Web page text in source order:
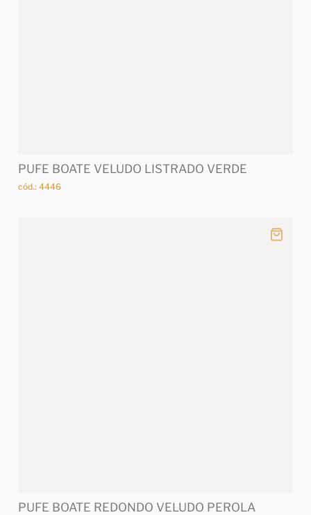
PUFE BOATE VELUDO LISTRADO VERDE
cód.: 4446
PUFE BOATE REDONDO VELUDO PEROLA